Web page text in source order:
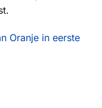
Oranje in eerste